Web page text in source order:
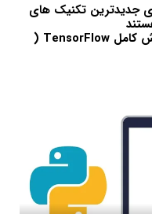
جدیدترین تکنیک های
هر کس که مشتاق یادگیری آموزش کامل TensorFlow (